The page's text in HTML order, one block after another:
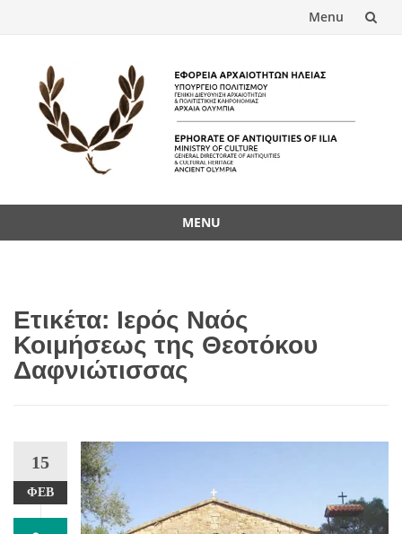
Menu
content
MENU
Ετικέτα: Ιερός Ναός
Κοιμήσεως της Θεοτόκου
Δαφνιώτισσας
15
ΦΕΒ